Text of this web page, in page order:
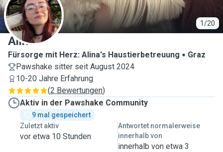
1/20
A
Alina
Fürsorge mit Herz: Alina's Haustierbetreuung
Graz
Pawshake sitter seit August 2024
10-20 Jahre Erfahrung
(2 Bewertungen)
Aktiv in der Pawshake Community
9 mal gespeichert
Zuletzt aktiv
vor etwa 10 Stunden
Antwortet normalerweise
innerhalb von
innerhalb von etwa 3